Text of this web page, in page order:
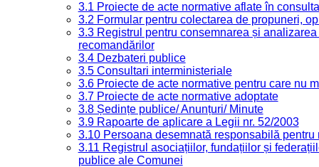
3.1 Proiecte de acte normative aflate în
3.2 Formular pentru colectarea de propuneri,
3.3 Registrul pentru consemnarea și
recomandărilor
3.4 Dezbateri publice
3.5 Consultari interministeriale
3.6 Proiecte de acte normative pentru care nu
3.7 Proiecte de acte normative adoptate
3.8 Ședințe publice/ Anunțuri/ Minute
3.9 Rapoarte de aplicare a Legii nr. 52/2003
3.10 Persoana desemnată responsabilă
3.11 Registrul asociațiilor, fundațiilor și
publice ale Comunei